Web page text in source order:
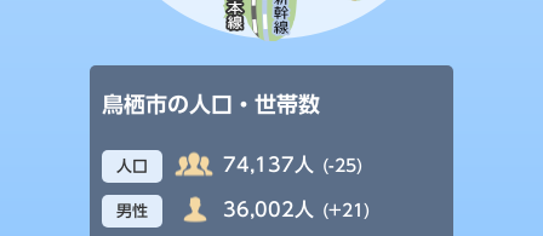
鳥栖市の人口・世帯数
人口 74,137人 (-25)
男性 36,002人 (+21)